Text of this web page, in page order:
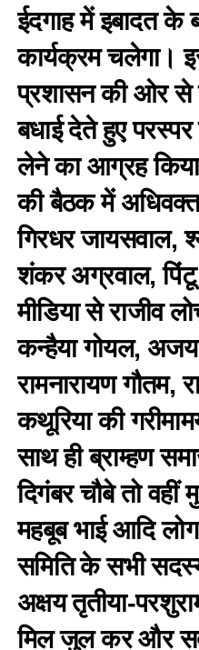
ईदगाह में इबादत के
कार्यक्रम चलेगा।
प्रशासन की ओर से
बधाई देते हुए
लेने का आग्रह किया
की बैठक में
गिरधर जायसवाल,
शंकर अग्रवाल,
मीडिया से राजीव
कन्हैया गोयल,
रामनारायण गौतम,
कथूरिया की
साथ ही ब्राम्हण
दिगंबर चौबे तो
महबूब भाई आदि
समिति के सभी
अक्षय तृतीया-
मिल जुल कर और